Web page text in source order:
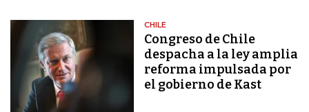
CHILE
Congreso de Chile
despacha a la ley amplia
reforma impulsada por
el gobierno de Kast